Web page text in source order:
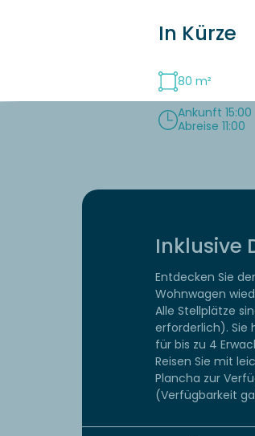
In Kürze
80 m²
Ankunft 15:00
Abreise 11:00
Inklusive
Entdecken Sie
Wohnwagen
Alle Stellplätze
erforderlich). Sie
für bis zu 4
Reisen Sie mit
Plancha zur
(Verfügbarkeit